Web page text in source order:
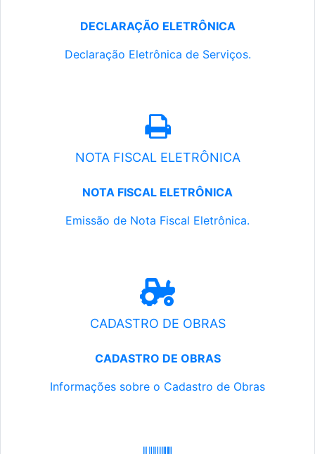
DECLARAÇÃO ELETRÔNICA
Declaração Eletrônica de Serviços.
NOTA FISCAL ELETRÔNICA
NOTA FISCAL ELETRÔNICA
Emissão de Nota Fiscal Eletrônica.
CADASTRO DE OBRAS
CADASTRO DE OBRAS
Informações sobre o Cadastro de Obras